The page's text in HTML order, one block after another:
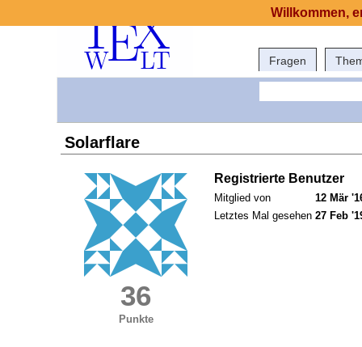
Fragen
Solarflare
36
Punkte
Registrierte Benutzer
Mitglied von
12 Mär
Letztes Mal gesehen 27 Feb
Willkommen,